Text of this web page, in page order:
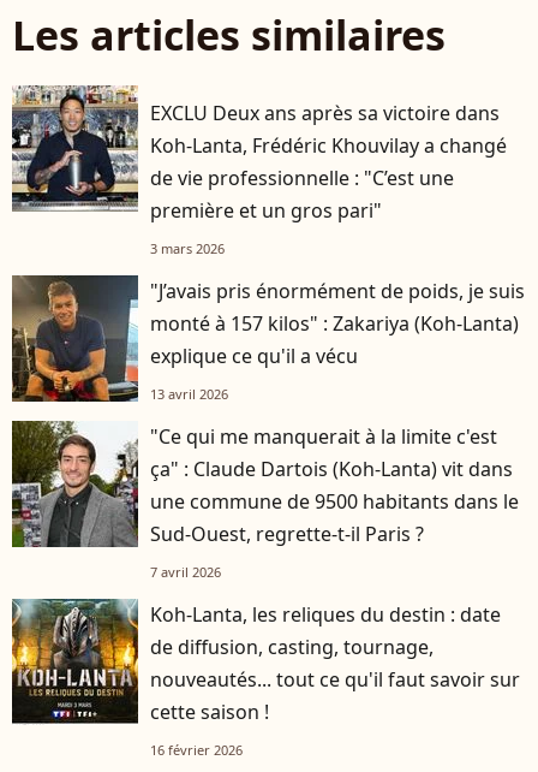
Les articles similaires
EXCLU Deux ans après sa victoire dans
Koh-Lanta, Frédéric Khouvilay a changé
de vie professionnelle : "C’est une
première et un gros pari"
3 mars 2026
"J’avais pris énormément de poids, je suis
monté à 157 kilos" : Zakariya (Koh-Lanta)
explique ce qu'il a vécu
13 avril 2026
"Ce qui me manquerait à la limite c'est
ça" : Claude Dartois (Koh-Lanta) vit dans
une commune de 9500 habitants dans le
Sud-Ouest, regrette-t-il Paris ?
7 avril 2026
Koh-Lanta, les reliques du destin : date
de diffusion, casting, tournage,
nouveautés... tout ce qu'il faut savoir sur
cette saison !
16 février 2026